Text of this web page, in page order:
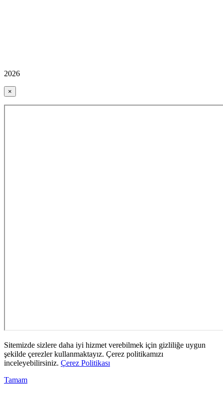
2026
×
Sitemizde sizlere daha iyi hizmet verebilmek için gizliliğe uygun
şekilde çerezler kullanmaktayız. Çerez politikamızı
inceleyebilirsiniz. Çerez Politikası
Tamam